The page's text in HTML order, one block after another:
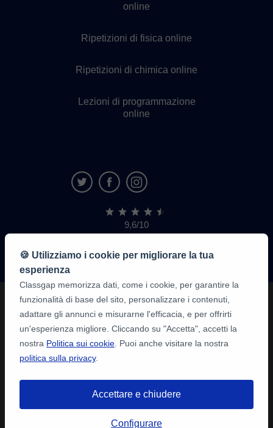
online
Ripetizioni di fisica online
Ripetizioni di chimica online
Lezioni di programmazione
online
9,6/10
1.339.284
recensioni
di
alunni
🍪 Utilizziamo i cookie per migliorare la tua
esperienza
Classgap memorizza dati, come i cookie, per garantire la
funzionalità di base del sito, personalizzare i contenuti,
adattare gli annunci e misurarne l'efficacia, e per offrirti
un'esperienza migliore. Cliccando su "Accetta", accetti la
nostra Politica sui cookie . Puoi anche visitare la nostra
politica sulla privacy.
Accettare e chiudere
Configurare